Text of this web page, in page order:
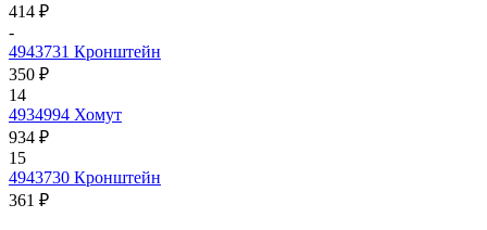
414 ₽
-
4943731 Кронштейн
350 ₽
14
4934994 Хомут
934 ₽
15
4943730 Кронштейн
361 ₽